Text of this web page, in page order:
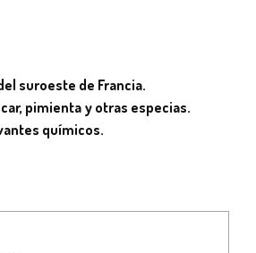
suroeste de Francia.
pimienta y otras especias.
químicos.